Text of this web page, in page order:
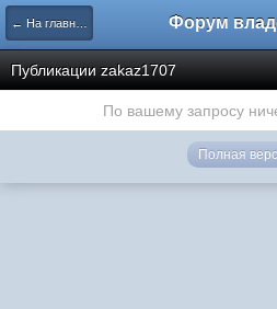
← На главную
Публикации zakaz1707
По вашему запросу
Полная